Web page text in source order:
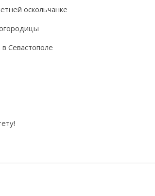
оскольчанке
Севастополе